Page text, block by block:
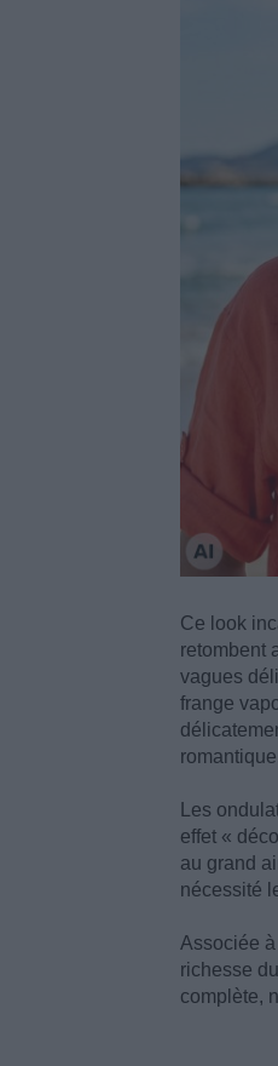
Ce look
retombent
vagues
frange
Les
effet «
au grand
nécessité
Associée
richesse
complète,